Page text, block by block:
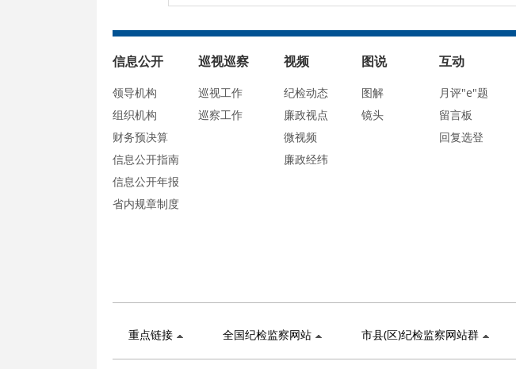
信息公开
领导机构
组织机构
财务预决算
信息公开指南
信息公开年报
省内规章制度
巡视巡察
巡视工作
巡察工作
视频
纪检动态
廉政视点
微视频
廉政经纬
图说
图解
镜头
互动
月评"e"题
留言板
回复选登
重点链接 全国纪检监察网站 市县(区)纪检监察网站群